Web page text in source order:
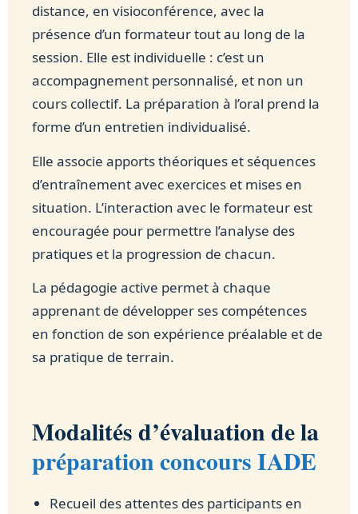
distance, en visioconférence, avec la
présence d’un formateur tout au long de la
session. Elle est individuelle : c’est un
accompagnement personnalisé, et non un
cours collectif. La préparation à l’oral prend la
forme d’un entretien individualisé.
Elle associe apports théoriques et séquences
d’entraînement avec exercices et mises en
situation. L’interaction avec le formateur est
encouragée pour permettre l’analyse des
pratiques et la progression de chacun.
La pédagogie active permet à chaque
apprenant de développer ses compétences
en fonction de son expérience préalable et de
sa pratique de terrain.
Modalités d’évaluation de la
préparation concours IADE
Recueil des attentes des participants en